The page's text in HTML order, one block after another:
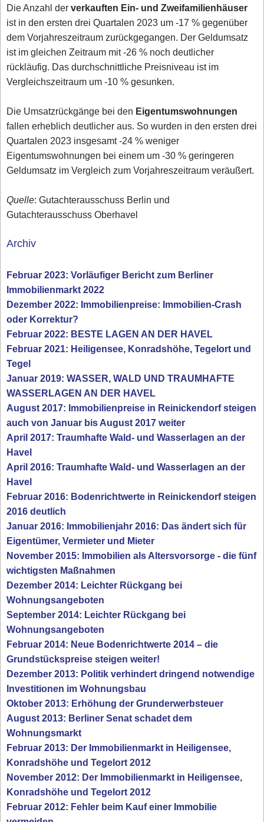
Die Anzahl derverkauften Ein- und Zweifamilienhäuser
ist in den ersten drei Quartalen 2023 um -17 % gegenüber
dem Vorjahreszeitraum zurückgegangen. Der Geldumsatz
ist im gleichen Zeitraum mit -26 % noch deutlicher
rückläufig. Das durchschnittliche Preisniveau ist im
Vergleichszeitraum um -10 % gesunken.
Die Umsatzrückgänge bei den Eigentumswohnungen
fallen erheblich deutlicher aus. So wurden in den ersten drei
Quartalen 2023 insgesamt -24 % weniger
Eigentumswohnungen bei einem um -30 % geringeren
Geldumsatz im Vergleich zum Vorjahreszeitraum veräußert.
Quelle: Gutachterausschuss Berlin und
Gutachterausschuss Oberhavel
Archiv
Februar 2023: Vorläufiger Bericht zum Berliner
Immobilienmarkt 2022
Dezember 2022: Immobilienpreise: Immobilien-Crash
oder Korrektur?
Februar 2022: BESTE LAGEN AN DER HAVEL
Februar 2021: Heiligensee, Konradshöhe, Tegelort und
Tegel
Januar 2019: WASSER, WALD UND TRAUMHAFTE
WASSERLAGEN AN DER HAVEL
August 2017: Immobilienpreise in Reinickendorf steigen
auch von Januar bis August 2017 weiter
April 2017: Traumhafte Wald- und Wasserlagen an der
Havel
April 2016: Traumhafte Wald- und Wasserlagen an der
Havel
Februar 2016: Bodenrichtwerte in Reinickendorf steigen
2016 deutlich
Januar 2016: Immobilienjahr 2016: Das ändert sich für
Eigentümer, Vermieter und Mieter
November 2015: Immobilien als Altersvorsorge - die fünf
wichtigsten Maßnahmen
Dezember 2014: Leichter Rückgang bei
Wohnungsangeboten
September 2014: Leichter Rückgang bei
Wohnungsangeboten
Februar 2014: Neue Bodenrichtwerte 2014 – die
Grundstückspreise steigen weiter!
Dezember 2013: Politik verhindert dringend notwendige
Investitionen im Wohnungsbau
Oktober 2013: Erhöhung der Grunderwerbsteuer
August 2013: Berliner Senat schadet dem
Wohnungsmarkt
Februar 2013: Der Immobilienmarkt in Heiligensee,
Konradshöhe und Tegelort 2012
November 2012: Der Immobilienmarkt in Heiligensee,
Konradshöhe und Tegelort 2012
Februar 2012: Fehler beim Kauf einer Immobilie